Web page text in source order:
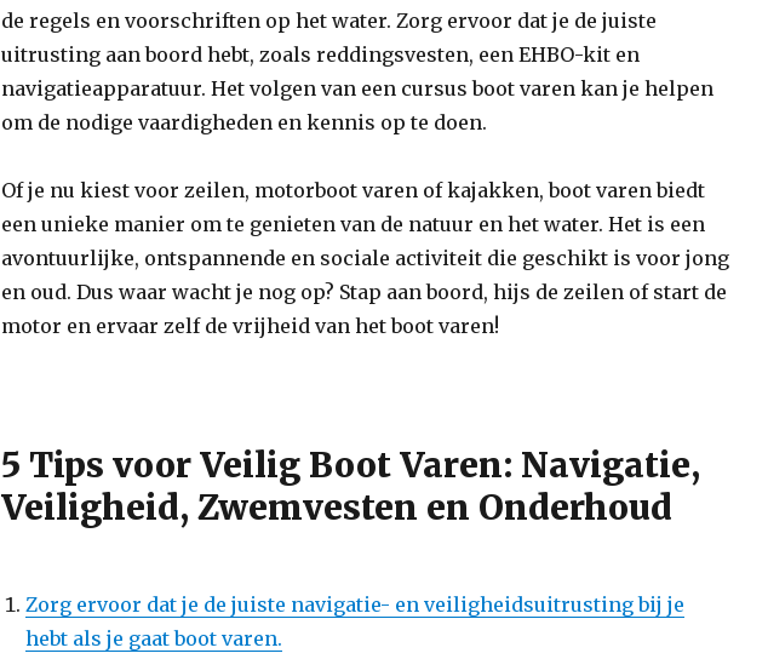
de regels en voorschriften op het water. Zorg ervoor dat je de juiste
uitrusting aan boord hebt, zoals reddingsvesten, een EHBO-kit en
navigatieapparatuur. Het volgen van een cursus boot varen kan je helpen
om de nodige vaardigheden en kennis op te doen.
Of je nu kiest voor zeilen, motorboot varen of kajakken, boot varen biedt
een unieke manier om te genieten van de natuur en het water. Het is een
avontuurlijke, ontspannende en sociale activiteit die geschikt is voor jong
en oud. Dus waar wacht je nog op? Stap aan boord, hijs de zeilen of start de
motor en ervaar zelf de vrijheid van het boot varen!
5 Tips voor Veilig Boot Varen: Navigatie,
Veiligheid, Zwemvesten en Onderhoud
Zorg ervoor dat je de juiste navigatie- en veiligheidsuitrusting bij je
hebt als je gaat boot varen.